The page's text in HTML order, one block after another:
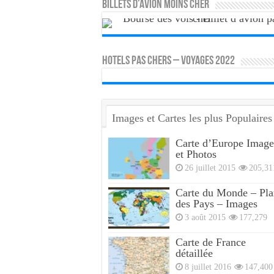
Billets d’avion moins cher
HOTELS PAS CHERS – VOYAGES 2022
Images et Cartes les plus Populaires
Carte d’Europe
et Photos
26 juillet 2015
Carte du Monde –
des Pays – Images
3 août 2015 177,279
Carte de France
détaillée
8 juillet 2016 147,400